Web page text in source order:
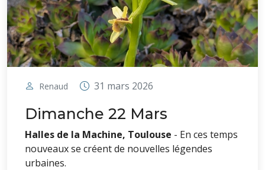
Renaud 31 mars 2026
Dimanche 22 Mars
Halles de la Machine, Toulouse - En ces temps
nouveaux se créent de nouvelles légendes
urbaines.